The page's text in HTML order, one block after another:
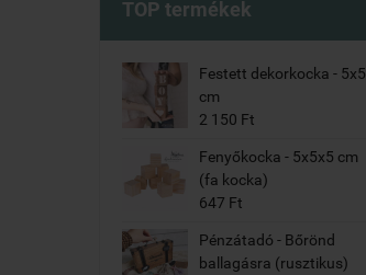
TOP termékek
Festett dekorkocka - 5x5
cm
2 150 Ft
Fenyőkocka - 5x5x5 cm
(fa kocka)
647 Ft
Pénzátadó - Bőrönd
ballagásra (rusztikus)